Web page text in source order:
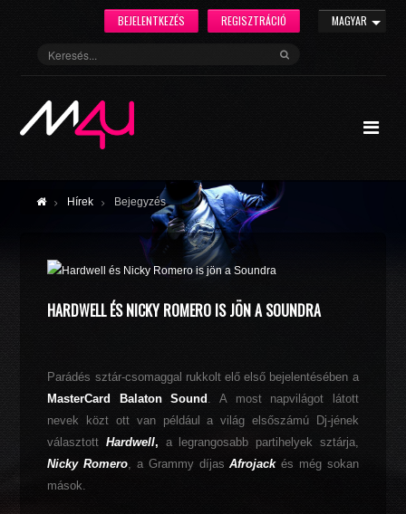
MAGYAR
REGISZTRÁCIÓ
BEJELENTKEZÉS
Hírek Bejegyzés
HARDWELL ÉS NICKY ROMERO IS JÖN A SOUNDRA
Parádés sztár-csomaggal rukkolt elő első bejelentésében a
MasterCard Balaton Sound . A most napvilágot látott
nevek közt ott van például a világ elsőszámú Dj-jének
választottHardwell, a legrangosabb partihelyek sztárja,
Nicky Romero, a Grammy díjasAfrojackés még sokan
mások.